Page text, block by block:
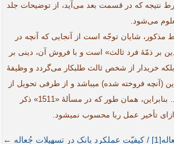
نتیجه که در قسمت بعد می‌آید، از توضیحات جلد
مذکور، شایان توجّه است از آنجایی که آنچه در
بر ذمّۀ فرد ثالث» است و با فروش آن، دینی بر
خریدار از شخص ثالث طلبکار می‌گردد و وظیفۀ
(آنچه فروخته شده) می­باشد و از طرفی تحویل از
سنخ «عمل» محسوب می­شود. ‌بنابراین، همان طور که در مسألۀ «1511» ذکر
تأخیر عمل ربا محسوب نمی­شود.